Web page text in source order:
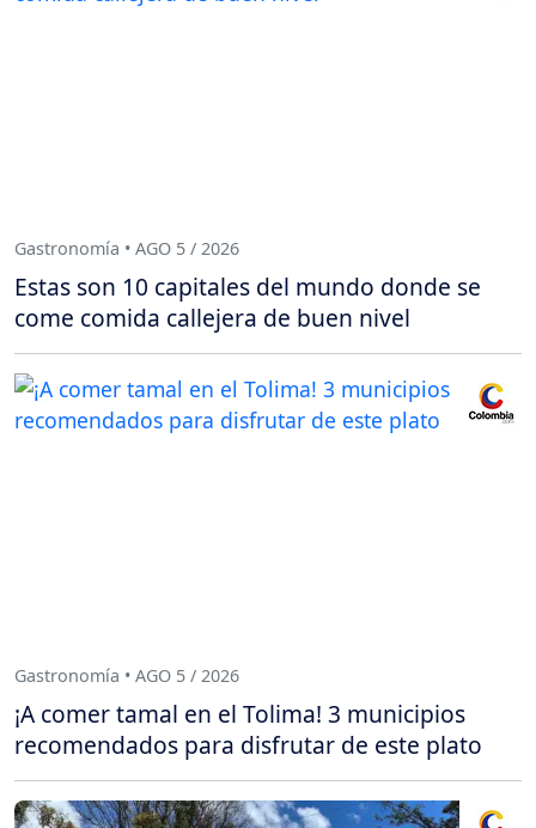
Gastronomía • AGO 5 / 2026
Estas son 10 capitales del mundo donde se
come comida callejera de buen nivel
Gastronomía • AGO 5 / 2026
¡A comer tamal en el Tolima! 3 municipios
recomendados para disfrutar de este plato